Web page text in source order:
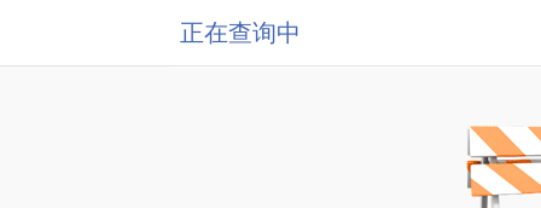
正在查询中